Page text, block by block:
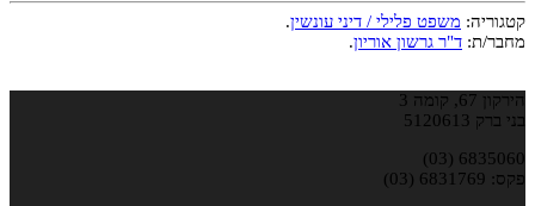
קטגוריה: משפט פלילי / דיני עונשין.
מחבר/ת: ד"ר גרשון אוריון.
הירקון 67, קומה 3
בני ברק 5120613
6835060 (03)
פקס: 6831769 (03)